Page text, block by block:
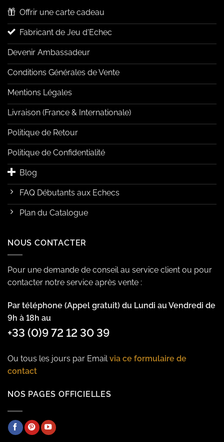
Offrir une carte cadeau
Fabricant de Jeu d'Echec
Devenir Ambassadeur
Conditions Générales de Vente
Mentions Légales
Livraison (France & Internationale)
Politique de Retour
Politique de Confidentialité
Blog
FAQ Débutants aux Echecs
Plan du Catalogue
NOUS CONTACTER
Pour une demande de conseil au service client ou pour
contacter notre service après vente :
Par téléphone (Appel gratuit) du Lundi au Vendredi de
9h à 18h au
+33 (0)9 72 12 30 39
Ou tous les jours par Emailvia ce formulaire de
contact
NOS PAGES OFFICIELLES